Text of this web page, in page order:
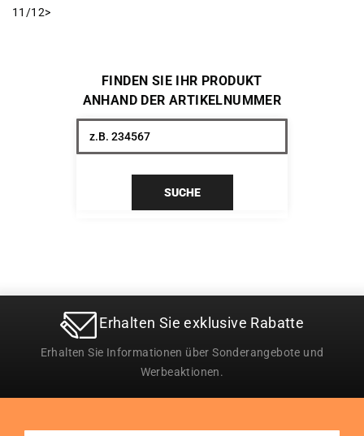
11/12>
FINDEN SIE IHR PRODUKT
ANHAND DER ARTIKELNUMMER
SUCHE
Erhalten Sie exklusive Rabatte
Erhalten Sie Informationen über Sonderangebote und
Werbeaktionen.